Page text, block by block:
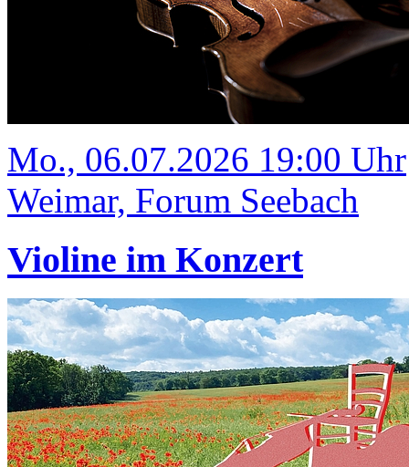
Mo., 06.07.2026 19:00 Uhr
Weimar, Forum Seebach
Violine im Konzert